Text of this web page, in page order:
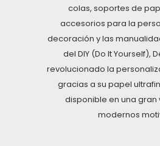
colas, soportes de
accesorios para la
decoración y las
del DIY (Do It Yourself),
revolucionado la
gracias a su papel
disponible en una
modernos